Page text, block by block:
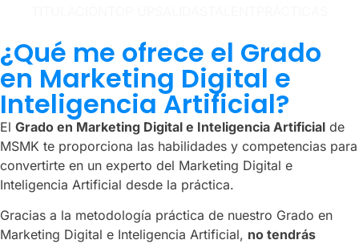
¿Qué me ofrece el Grado
en Marketing Digital e
Inteligencia Artificial?
El Grado en Marketing Digital e Inteligencia Artificial de
MSMK te proporciona las habilidades y competencias para
convertirte en un experto del Marketing Digital e
Inteligencia Artificial desde la práctica.
Gracias a la metodología práctica de nuestro Grado en
Marketing Digital e Inteligencia Artificial, no tendrás